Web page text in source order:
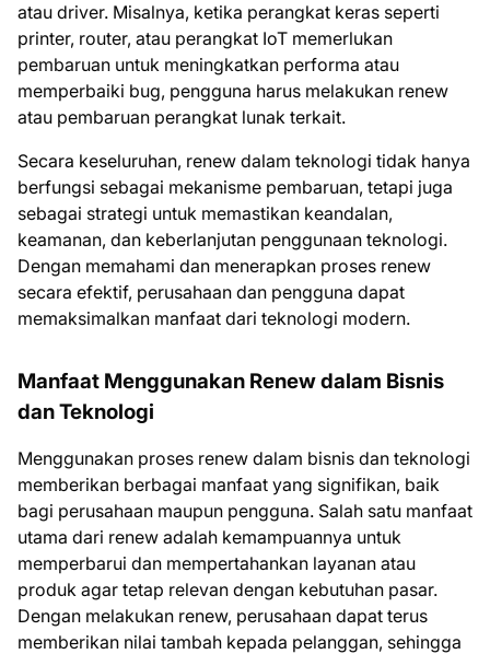
atau driver. Misalnya, ketika perangkat keras seperti
printer, router, atau perangkat IoT memerlukan
pembaruan untuk meningkatkan performa atau
memperbaiki bug, pengguna harus melakukan renew
atau pembaruan perangkat lunak terkait.
Secara keseluruhan, renew dalam teknologi tidak hanya
berfungsi sebagai mekanisme pembaruan, tetapi juga
sebagai strategi untuk memastikan keandalan,
keamanan, dan keberlanjutan penggunaan teknologi.
Dengan memahami dan menerapkan proses renew
secara efektif, perusahaan dan pengguna dapat
memaksimalkan manfaat dari teknologi modern.
Manfaat Menggunakan Renew dalam Bisnis
dan Teknologi
Menggunakan proses renew dalam bisnis dan teknologi
memberikan berbagai manfaat yang signifikan, baik
bagi perusahaan maupun pengguna. Salah satu manfaat
utama dari renew adalah kemampuannya untuk
memperbarui dan mempertahankan layanan atau
produk agar tetap relevan dengan kebutuhan pasar.
Dengan melakukan renew, perusahaan dapat terus
memberikan nilai tambah kepada pelanggan, sehingga